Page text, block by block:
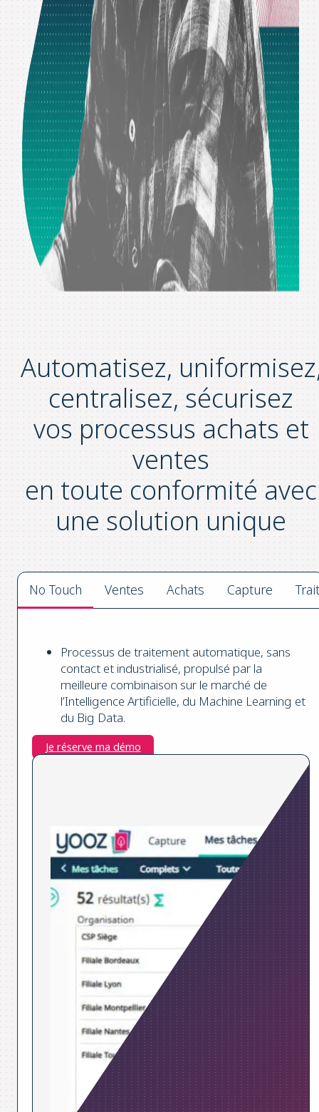
Automatisez,
centralisez, sécurisez
vos processus achats et
ventes
en toute conformité avec
une solution unique
No Touch Ventes Achats Capture
Processus de traitement automatique, sans
contact et industrialisé, propulsé par la
meilleure combinaison sur le marché de
l’Intelligence Artificielle, du Machine Learning et
du Big Data.
Je réserve ma démo